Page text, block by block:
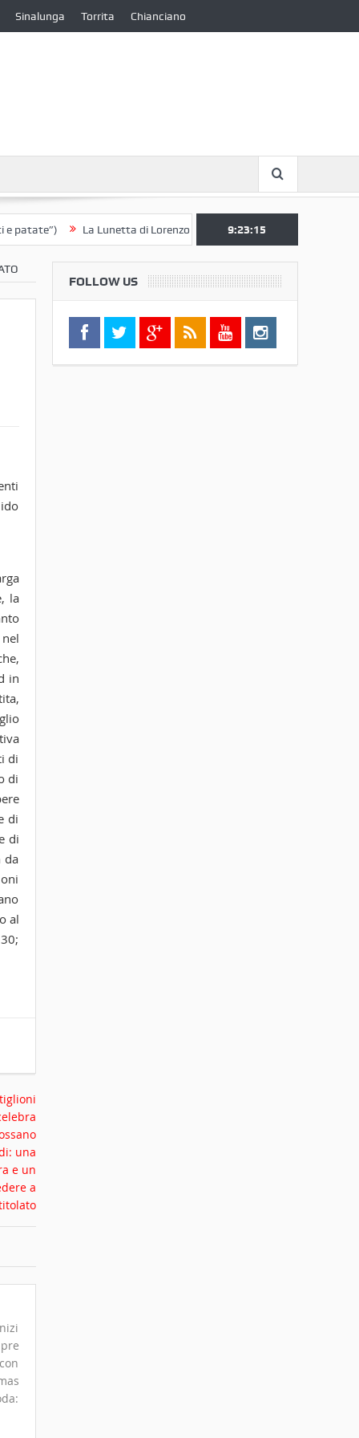
Sinalunga Torrita Chianciano
La Lunetta di Lorenzo Berrettini lascia il Convento di S. Chiara
9:23:15
la
in
di
di
di
di
da
al
FOLLOW US